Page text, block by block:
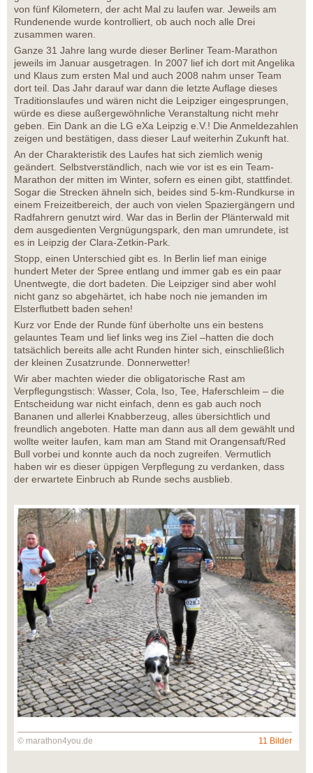
von fünf Kilometern, der acht Mal zu laufen war. Jeweils am
Rundenende wurde kontrolliert, ob auch noch alle Drei
zusammen waren.
Ganze 31 Jahre lang wurde dieser Berliner Team-Marathon
jeweils im Januar ausgetragen. In 2007 lief ich dort mit Angelika
und Klaus zum ersten Mal und auch 2008 nahm unser Team
dort teil. Das Jahr darauf war dann die letzte Auflage dieses
Traditionslaufes und wären nicht die Leipziger eingesprungen,
würde es diese außergewöhnliche Veranstaltung nicht mehr
geben. Ein Dank an die LG eXa Leipzig e.V.! Die Anmeldezahlen
zeigen und bestätigen, dass dieser Lauf weiterhin Zukunft hat.
An der Charakteristik des Laufes hat sich ziemlich wenig
geändert. Selbstverständlich, nach wie vor ist es ein Team-
Marathon der mitten im Winter, sofern es einen gibt, stattfindet.
Sogar die Strecken ähneln sich, beides sind 5-km-Rundkurse in
einem Freizeitbereich, der auch von vielen Spaziergängern und
Radfahrern genutzt wird. War das in Berlin der Plänterwald mit
dem ausgedienten Vergnügungspark, den man umrundete, ist
es in Leipzig der Clara-Zetkin-Park.
Stopp, einen Unterschied gibt es. In Berlin lief man einige
hundert Meter der Spree entlang und immer gab es ein paar
Unentwegte, die dort badeten. Die Leipziger sind aber wohl
nicht ganz so abgehärtet, ich habe noch nie jemanden im
Elsterflutbett baden sehen!
Kurz vor Ende der Runde fünf überholte uns ein bestens
gelauntes Team und lief links weg ins Ziel –hatten die doch
tatsächlich bereits alle acht Runden hinter sich, einschließlich
der kleinen Zusatzrunde. Donnerwetter!
Wir aber machten wieder die obligatorische Rast am
Verpflegungstisch: Wasser, Cola, Iso, Tee, Haferschleim – die
Entscheidung war nicht einfach, denn es gab auch noch
Bananen und allerlei Knabberzeug, alles übersichtlich und
freundlich angeboten. Hatte man dann aus all dem gewählt und
wollte weiter laufen, kam man am Stand mit Orangensaft/Red
Bull vorbei und konnte auch da noch zugreifen. Vermutlich
haben wir es dieser üppigen Verpflegung zu verdanken, dass
der erwartete Einbruch ab Runde sechs ausblieb.
© marathon4you.de 11 Bilder